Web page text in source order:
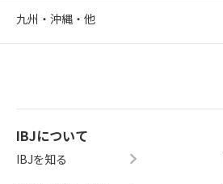
九州・沖縄・他
IBJについて
IBJを知る